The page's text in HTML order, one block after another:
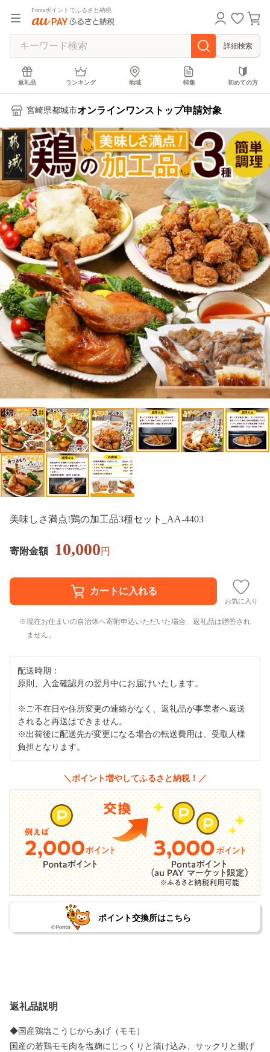
Pontaポイントでふるさと納税
詳細検索
返礼品 ランキング 地域 特集 初めての方
宮崎県都城市オンラインワンストップ申請対象
美味しさ満点!鶏の加工品3種セット_AA-4403
寄附金額 10,000円
お気に入り
現在お住まいの自治体へ寄附申込いただいた場合、返礼品は贈答され
ません。
配送時期：
原則、入金確認月の翌月中にお届けいたします。
※ご不在日や住所変更の連絡がなく、返礼品が事業者へ返送
されると再送はできません。
※出荷後に配送先が変更になる場合の転送費用は、受取人様
負担となります。
＼ポイント増やしてふるさと納税！／
ポイント交換所はこちら
返礼品説明
◆国産鶏塩こうじからあげ（モモ）
国産の若鶏モモ肉を塩麹にじっくりと漬け込み、サックリと揚げ